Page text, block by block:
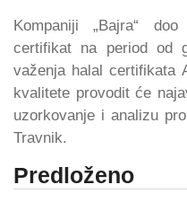
Kompaniji „Bajra“
certifikat na period od
važenja halal certifikata
kvalitete provodit će
uzorkovanje i analizu
Travnik.
Predloženo